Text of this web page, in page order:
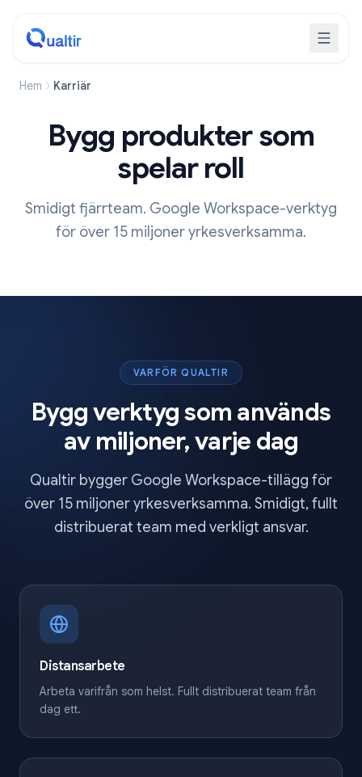
Hem Karriär
Bygg produkter som
spelar roll
Smidigt fjärrteam. Google Workspace-verktyg
för över 15 miljoner yrkesverksamma.
VARFÖR QUALTIR
Bygg verktyg som används
av miljoner, varje dag
Qualtir bygger Google Workspace-tillägg för
över 15 miljoner yrkesverksamma. Smidigt, fullt
distribuerat team med verkligt ansvar.
Distansarbete
Arbeta varifrån som helst. Fullt distribuerat team från
dag ett.